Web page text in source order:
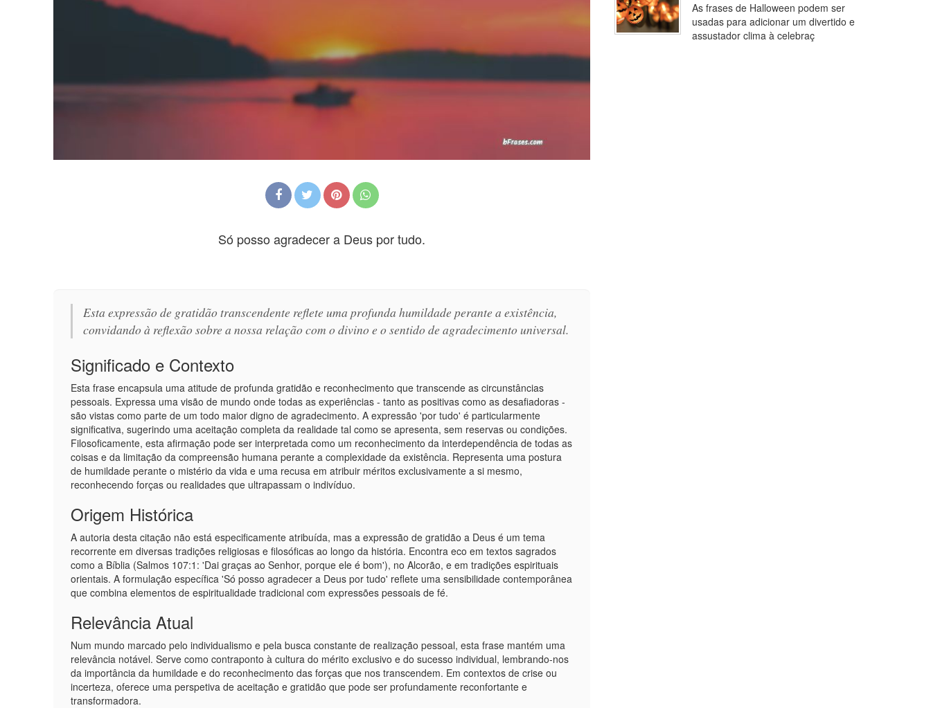
Só posso agradecer a Deus por tudo.
Esta expressão de gratidão transcendente reflete uma profunda humildade perante a existência,
convidando à reflexão sobre a nossa relação com o divino e o sentido de agradecimento universal.
Significado e Contexto
Esta frase encapsula uma atitude de profunda gratidão e reconhecimento que transcende as circunstâncias
pessoais. Expressa uma visão de mundo onde todas as experiências - tanto as positivas como as desafiadoras -
são vistas como parte de um todo maior digno de agradecimento. A expressão 'por tudo' é particularmente
significativa, sugerindo uma aceitação completa da realidade tal como se apresenta, sem reservas ou condições.
Filosoficamente, esta afirmação pode ser interpretada como um reconhecimento da interdependência de todas as
coisas e da limitação da compreensão humana perante a complexidade da existência. Representa uma postura
de humildade perante o mistério da vida e uma recusa em atribuir méritos exclusivamente a si mesmo,
reconhecendo forças ou realidades que ultrapassam o indivíduo.
Origem Histórica
A autoria desta citação não está especificamente atribuída, mas a expressão de gratidão a Deus é um tema
recorrente em diversas tradições religiosas e filosóficas ao longo da história. Encontra eco em textos sagrados
como a Bíblia (Salmos 107:1: 'Dai graças ao Senhor, porque ele é bom'), no Alcorão, e em tradições espirituais
orientais. A formulação específica 'Só posso agradecer a Deus por tudo' reflete uma sensibilidade contemporânea
que combina elementos de espiritualidade tradicional com expressões pessoais de fé.
Relevância Atual
Num mundo marcado pelo individualismo e pela busca constante de realização pessoal, esta frase mantém uma
relevância notável. Serve como contraponto à cultura do mérito exclusivo e do sucesso individual, lembrando-nos
da importância da humildade e do reconhecimento das forças que nos transcendem. Em contextos de crise ou
incerteza, oferece uma perspetiva de aceitação e gratidão que pode ser profundamente reconfortante e
transformadora.
As frases de Halloween podem ser
usadas para adicionar um divertido e
assustador clima à celebraç